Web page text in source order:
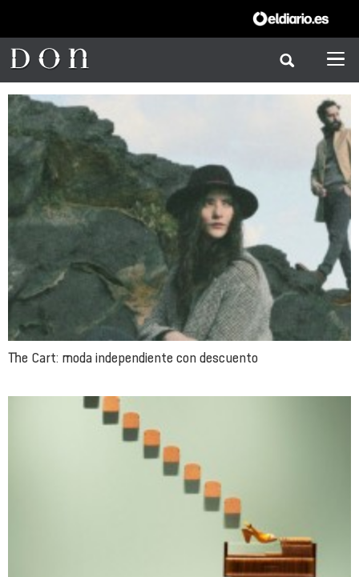
The Cart: moda independiente con descuento